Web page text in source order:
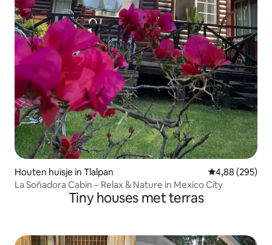
Houten huisje in Tlalpan Gemiddelde
4,88 (295)
La Soñadora Cabin – Relax & Nature in Mexico City
Tiny houses met terras